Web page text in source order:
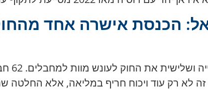
הכנסת אישרה אחד
לא רק עוד ויכוח חריף במליאה, אלא החלטה